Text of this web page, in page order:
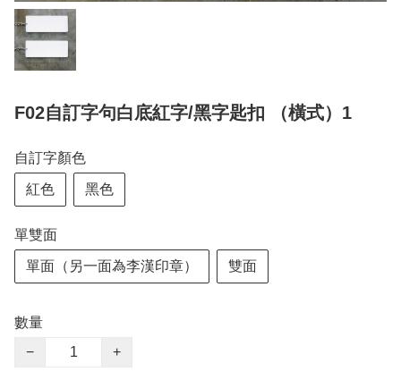
F02自訂字句白底紅字/黑字匙扣 （橫式）1
自訂字顏色
紅色 黑色
單雙面
單面（另一面為李漢印章） 雙面
數量
−
+